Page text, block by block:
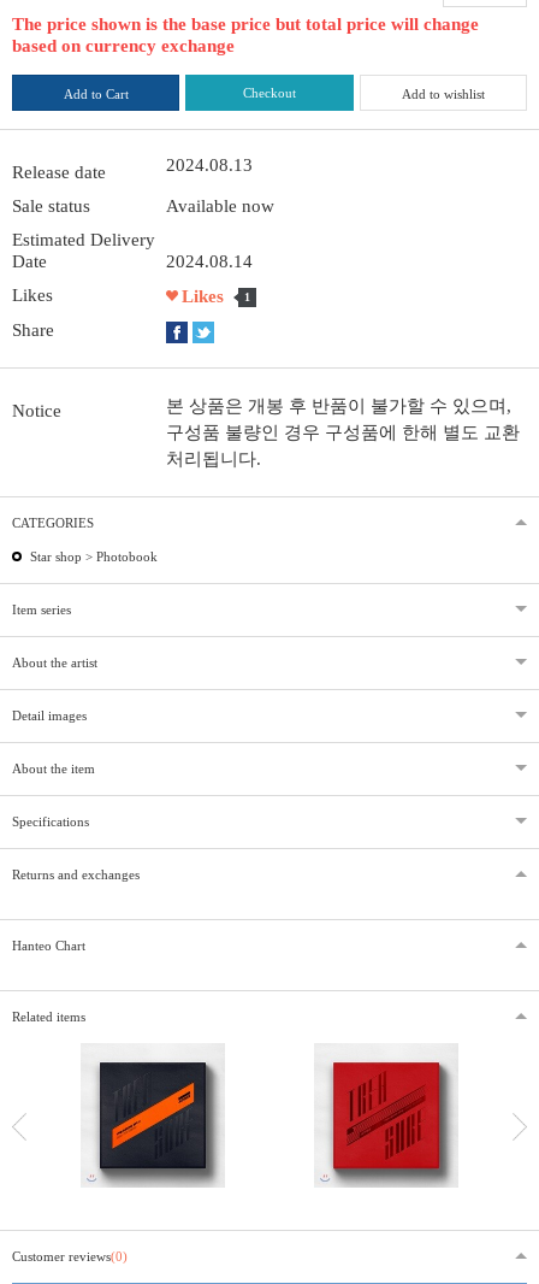
The price shown is the base price but total price will change
based on currency exchange
Add to Cart Checkout Add to wishlist
Release date 2024.08.13
Sale status
Available now
Estimated Delivery
Date
2024.08.14
Likes
Likes 1
Share
Notice
본 상품은 개봉 후 반품이 불가할 수 있으며,
구성품 불량인 경우 구성품에 한해 별도 교환
처리됩니다.
CATEGORIES
Star shop > Photobook
Item series
About the artist
Detail images
About the item
Specifications
Returns and exchanges
Hanteo Chart
Related items
Customer reviews(0)